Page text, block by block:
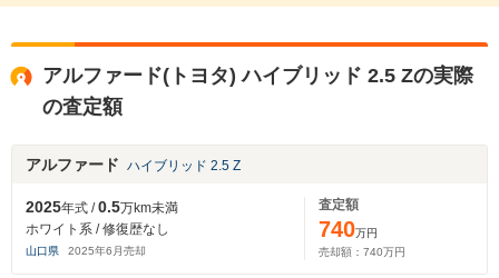
アルファード(トヨタ) ハイブリッド 2.5 Zの実際
の査定額
アルファード ハイブリッド 2.5 Z
2025年式 /0.5万km未満
ホワイト系 / 修復歴なし
山口県 2025年6 月売却
査定額
740万円
売却額： 740万円